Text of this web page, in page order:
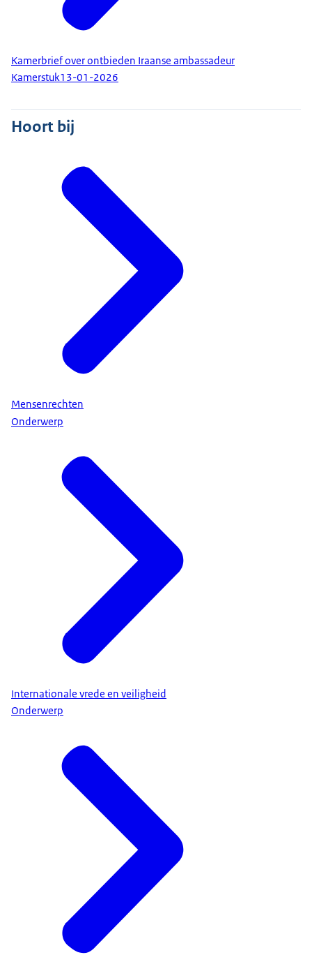
Kamerbrief over ontbieden Iraanse ambassadeur
Kamerstuk13-01-2026
Hoort bij
Mensenrechten
Onderwerp
Internationale vrede en veiligheid
Onderwerp